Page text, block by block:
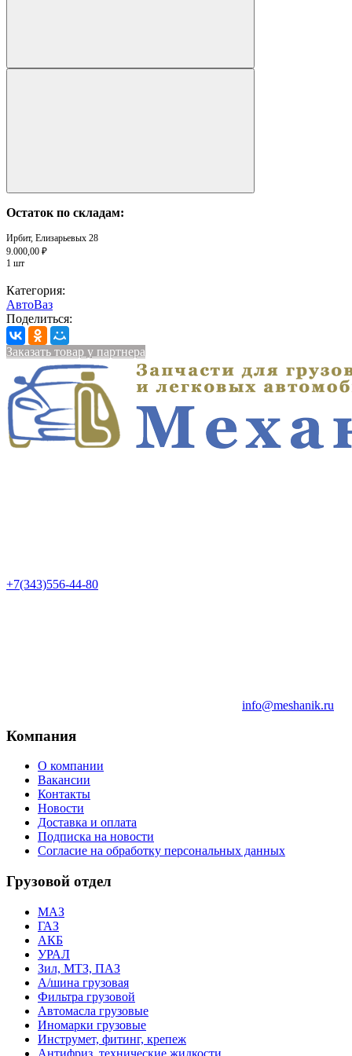
Остаток по складам:
Ирбит, Елизарьевых 28
9.000,00 ₽
1 шт
Категория:
АвтоВаз
Поделиться:
Заказать товар у партнера
+7(343)556-44-80
info@meshanik.ru
Компания
О компании
Вакансии
Контакты
Новости
Доставка и оплата
Подписка на новости
Согласие на обработку персональных данных
Грузовой отдел
МАЗ
ГАЗ
АКБ
УРАЛ
Зил, МТЗ, ПАЗ
А/шина грузовая
Фильтра грузовой
Автомасла грузовые
Иномарки грузовые
Инструмет, фитинг, крепеж
Антифриз, технические жидкости